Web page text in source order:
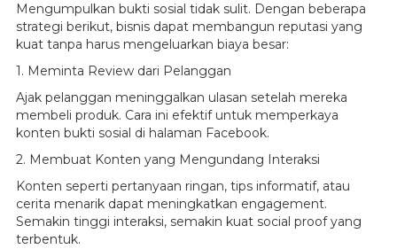
Mengumpulkan bukti sosial tidak sulit. Dengan beberapa
strategi berikut, bisnis dapat membangun reputasi yang
kuat tanpa harus mengeluarkan biaya besar:
1. Meminta Review dari Pelanggan
Ajak pelanggan meninggalkan ulasan setelah mereka
membeli produk. Cara ini efektif untuk memperkaya
konten bukti sosial di halaman Facebook.
2. Membuat Konten yang Mengundang Interaksi
Konten seperti pertanyaan ringan, tips informatif, atau
cerita menarik dapat meningkatkan engagement.
Semakin tinggi interaksi, semakin kuat social proof yang
terbentuk.